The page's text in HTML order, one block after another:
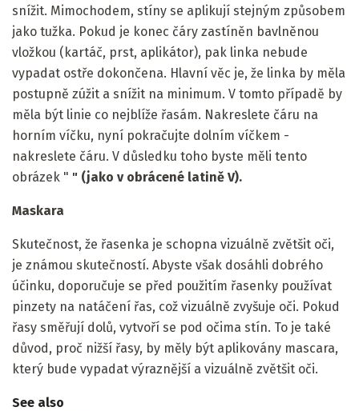
snížit. Mimochodem, stíny se aplikují stejným způsobem
jako tužka. Pokud je konec čáry zastíněn bavlněnou
vložkou (kartáč, prst, aplikátor), pak linka nebude
vypadat ostře dokončena. Hlavní věc je, že linka by měla
postupně zúžit a snížit na minimum. V tomto případě by
měla být linie co nejblíže řasám. Nakreslete čáru na
horním víčku, nyní pokračujte dolním víčkem -
nakreslete čáru. V důsledku toho byste měli tento
obrázek " " (jako v obrácené latině V).
Maskara
Skutečnost, že řasenka je schopna vizuálně zvětšit oči,
je známou skutečností. Abyste však dosáhli dobrého
účinku, doporučuje se před použitím řasenky používat
pinzety na natáčení řas, což vizuálně zvyšuje oči. Pokud
řasy směřují dolů, vytvoří se pod očima stín. To je také
důvod, proč nižší řasy, by měly být aplikovány mascara,
který bude vypadat výraznější a vizuálně zvětšit oči.
See also